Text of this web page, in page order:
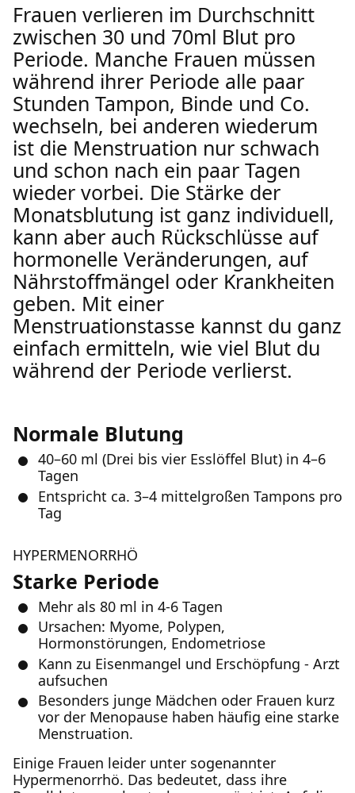
Frauen verlieren im Durchschnitt
zwischen 30 und 70ml Blut pro
Periode. Manche Frauen müssen
während ihrer Periode alle paar
Stunden Tampon, Binde und Co.
wechseln, bei anderen wiederum
ist die Menstruation nur schwach
und schon nach ein paar Tagen
wieder vorbei. Die Stärke der
Monatsblutung ist ganz individuell,
kann aber auch Rückschlüsse auf
hormonelle Veränderungen, auf
Nährstoffmängel oder Krankheiten
geben. Mit einer
Menstruationstasse kannst du ganz
einfach ermitteln, wie viel Blut du
während der Periode verlierst.
Normale Blutung
40–60 ml (Drei bis vier Esslöffel Blut) in 4–6
Tagen
Entspricht ca. 3–4 mittelgroßen Tampons pro
Tag
HYPERMENORRHÖ
Starke Periode
Mehr als 80 ml in 4-6 Tagen
Ursachen: Myome, Polypen,
Hormonstörungen, Endometriose
Kann zu Eisenmangel und Erschöpfung - Arzt
aufsuchen
Besonders junge Mädchen oder Frauen kurz
vor der Menopause haben häufig eine starke
Menstruation.
Einige Frauen leider unter sogenannter
Hypermenorrhö. Das bedeutet, dass ihre